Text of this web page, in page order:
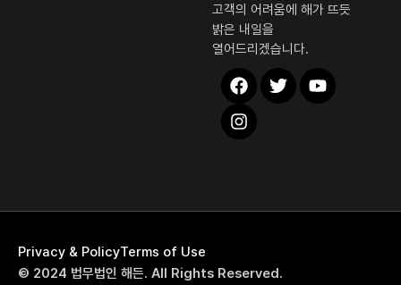
고객의 어려움에 해가 뜨듯
밝은 내일을
열어드리겠습니다.
Privacy & PolicyTerms of Use
© 2024 법무법인 해든. All Rights Reserved.
해든 퀵 메뉴